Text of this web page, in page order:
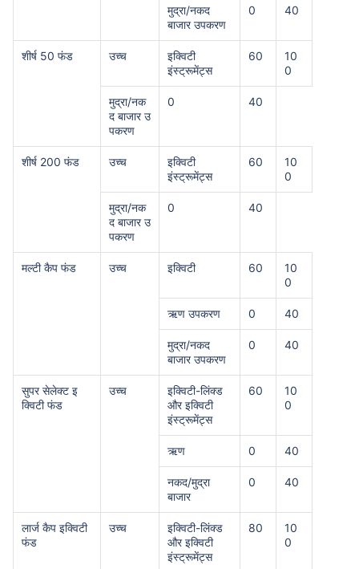
मुद्रा/नकद
बाजार उपकरण
0 40
शीर्ष 50 फंड उच्च
इक्विटी
इंस्ट्रूमेंट्स
60
10
0
मुद्रा/नक
द बाजार उ
पकरण
0 40
शीर्ष 200 फंड उच्च
इक्विटी
इंस्ट्रूमेंट्स
60
10
0
मुद्रा/नक
द बाजार उ
पकरण
0 40
मल्टी कैप फंड उच्च इक्विटी 60
10
0
ऋण उपकरण 0 40
मुद्रा/नकद
बाजार उपकरण
0 40
सुपर सेलेक्ट इ
क्विटी फंड
उच्च
इक्विटी-लिंक्ड
और इक्विटी
इंस्ट्रूमेंट्स
60
10
0
ऋण 0 40
नकद/मुद्रा
बाजार
0 40
लार्ज कैप इक्विटी
फंड
उच्च
इक्विटी-लिंक्ड
और इक्विटी
इंस्ट्रूमेंट्स
80
10
0